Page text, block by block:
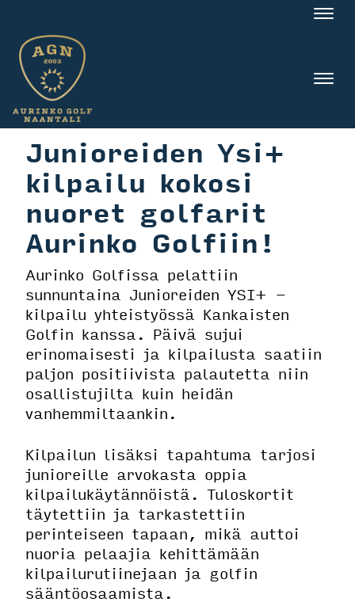
Junioreiden Ysi+
kilpailu kokosi
nuoret golfarit
Aurinko Golfiin!
Aurinko Golfissa pelattiin
sunnuntaina Junioreiden YSI+ -
kilpailu yhteistyössä Kankaisten
Golfin kanssa. Päivä sujui
erinomaisesti ja kilpailusta saatiin
paljon positiivista palautetta niin
osallistujilta kuin heidän
vanhemmiltaankin.
Kilpailun lisäksi tapahtuma tarjosi
junioreille arvokasta oppia
kilpailukäytännöistä. Tuloskortit
täytettiin ja tarkastettiin
perinteiseen tapaan, mikä auttoi
nuoria pelaajia kehittämään
kilpailurutiinejaan ja golfin
sääntöosaamista.